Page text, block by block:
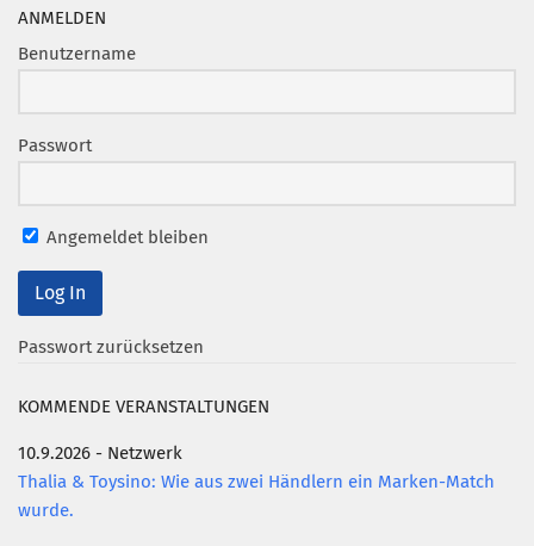
CLUB-KOMMUNIKATION
MCM Club TV
PODCAST
AKTUELLES
ANMELDEN
Benutzername
Passwort
Angemeldet bleiben
Passwort zurücksetzen
KOMMENDE VERANSTALTUNGEN
10.9.2026 - Netzwerk
Thalia & Toysino: Wie aus zwei Händlern ein Marken-Match
wurde.